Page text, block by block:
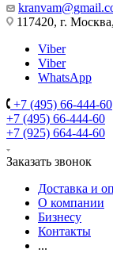
117420, г.
Viber
Viber
WhatsApp
+7 (495) 66-444-60
+7 (495) 66-444-60
+7 (925) 664-44-60
Заказать звонок
Доставка и
О компании
Бизнесу
Контакты
...